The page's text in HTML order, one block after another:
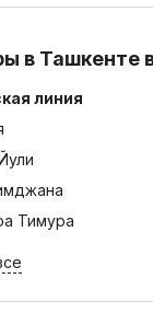
в Ташкенте
линия
Тимура